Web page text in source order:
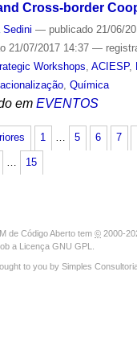
Cross-border
Sedini — publicado21/06/
21/07/2017 14:37 —
Workshops, ACIESP,
, Química
em EVENTOS
1 … 5 6 7
… 15
de Código Aberto tem © 2000-
a Licença GNU GPL
to you by Simples